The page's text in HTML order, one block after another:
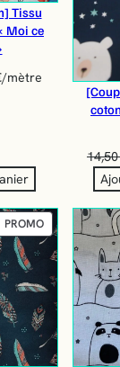
Tissu
Moi ce
/mètre
PROMOPRODUIT
EN
PROMOTION